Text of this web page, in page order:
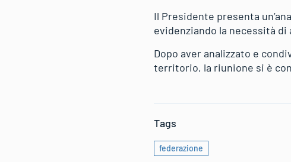
Il Presidente presenta
evidenziando la necessità
Dopo aver analizzato e
territorio, la riunione si è
Tags
federazione